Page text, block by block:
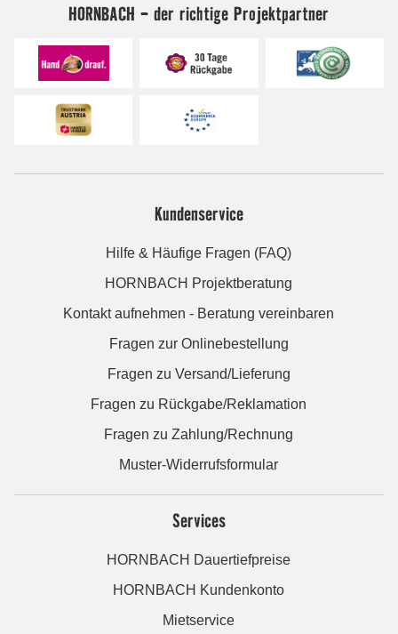
HORNBACH - der richtige Projektpartner
Kundenservice
Hilfe & Häufige Fragen (FAQ)
HORNBACH Projektberatung
Kontakt aufnehmen - Beratung vereinbaren
Fragen zur Onlinebestellung
Fragen zu Versand/Lieferung
Fragen zu Rückgabe/Reklamation
Fragen zu Zahlung/Rechnung
Muster-Widerrufsformular
Services
HORNBACH Dauertiefpreise
HORNBACH Kundenkonto
Mietservice